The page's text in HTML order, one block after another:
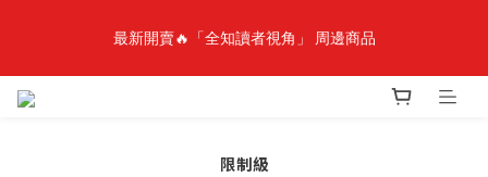
最新開賣🔥「全知讀者視角」 周邊商品
最新開賣🔥「全知讀者視角」 周邊商品
🎉線上漫博全館7折起💛滿1000送1000購物金💛滿3000現折300🎉
【抽籤堂】 影之強者、你又被殺了呢，偵探大人、約會大作戰、
限制級